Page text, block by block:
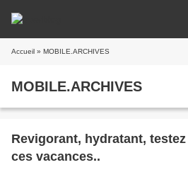
Accueil » MOBILE.ARCHIVES
MOBILE.ARCHIVES
Revigorant, hydratant,
ces vacances..